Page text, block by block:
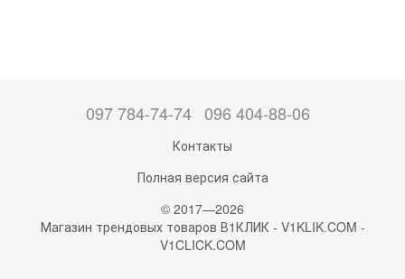
097 784-74-74 096 404-88-06
Контакты
Полная версия сайта
© 2017—2026
Магазин трендовых товаров В1КЛИК - V1KLIK.COM -
V1CLICK.COM